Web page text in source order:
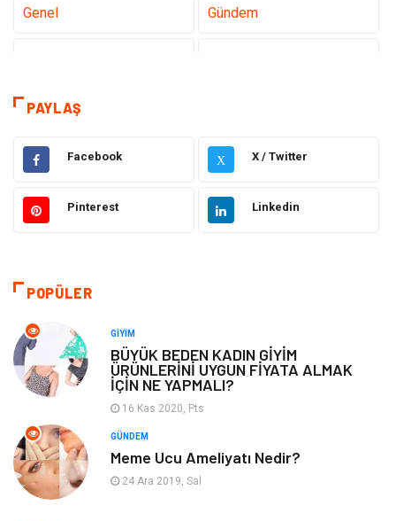
Genel Gündem
Sağlık
Elektrik Elektronik Gıda
Giyim Ulaşım ve Taşımacılık
Alışveriş
Otomotiv
Eğitim Kurumları Yapı İnşaat
Güzellik Mobilya
PAYLAŞ
Facebook X X / Twitter
Pinterest Linkedin
POPÜLER
GIYIM
BÜYÜK BEDEN KADIN GİYİM
ÜRÜNLERİNİ UYGUN FİYATA ALMAK
İÇİN NE YAPMALI?
16 Kas 2020, Pts
GÜNDEM
Meme Ucu Ameliyatı Nedir?
24 Ara 2019, Sal